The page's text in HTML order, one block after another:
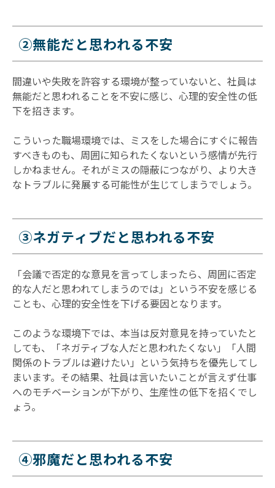
②無能だと思われる不安
間違いや失敗を許容する環境が整っていないと、社員は
無能だと思われることを不安に感じ、心理的安全性の低
下を招きます。
こういった職場環境では、ミスをした場合にすぐに報告
すべきものも、周囲に知られたくないという感情が先行
しかねません。それがミスの隠蔽につながり、より大き
なトラブルに発展する可能性が生じてしまうでしょう。
③ネガティブだと思われる不安
「会議で否定的な意見を言ってしまったら、周囲に否定
的な人だと思われてしまうのでは」という不安を感じる
ことも、心理的安全性を下げる要因となります。
このような環境下では、本当は反対意見を持っていたと
しても、「ネガティブな人だと思われたくない」「人間
関係のトラブルは避けたい」という気持ちを優先してし
まいます。その結果、社員は言いたいことが言えず仕事
へのモチベーションが下がり、生産性の低下を招くでし
ょう。
④邪魔だと思われる不安